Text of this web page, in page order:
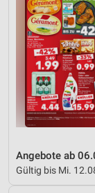
Angebote ab
Gültig bis Mi.